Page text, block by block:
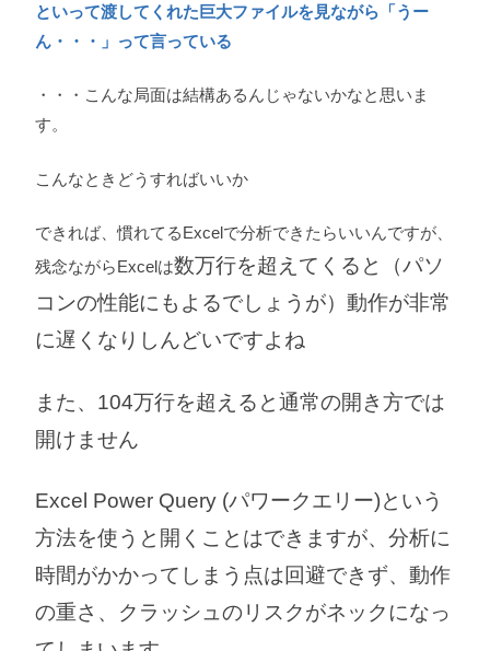
といって渡してくれた巨大ファイルを見ながら「うー
ん・・・」って言っている
・・・こんな局面は結構あるんじゃないかなと思いま
す。
こんなときどうすればいいか
できれば、慣れてるExcelで分析できたらいいんですが、
残念ながらExcelは数万行を超えてくると（パソ
コンの性能にもよるでしょうが）動作が非常
に遅くなりしんどいですよね
また、104万行を超えると通常の開き方では
開けません
Excel Power Query (パワークエリー)という
方法を使うと開くことはできますが、分析に
時間がかかってしまう点は回避できず、動作
の重さ、クラッシュのリスクがネックになっ